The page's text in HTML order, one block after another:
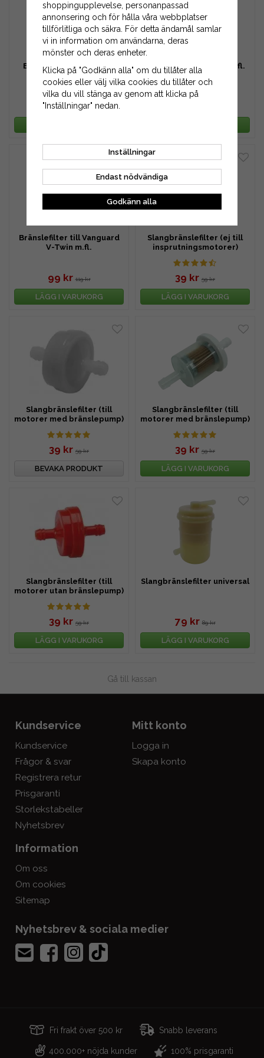
Bränslefilter till Kubota
13351-43010 m.fl.
59 kr 69 kr
Bränslefilter till MTD m.fl.
Bränslefilter till Vanguard
V-Twin m.fl.
99 kr 119 kr
LÄGG I VARUKORG
Slangbränslefilter (ej till
insprutningsmotorer)
39 kr 59 kr
LÄGG I VARUKORG
Slangbränslefilter (till
motorer med bränslepump)
39 kr 59 kr
BEVAKA PRODUKT
Slangbränslefilter (till
motorer med bränslepump)
39 kr 59 kr
LÄGG I VARUKORG
Slangbränslefilter (till
motorer utan bränslepump)
39 kr 59 kr
LÄGG I VARUKORG
Slangbränslefilter universal
79 kr 89 kr
LÄGG I VARUKORG
Gå till kassan
Kundservice
Kundservice
Frågor & svar
Registrera retur
Prisgaranti
Storlekstabeller
Nyhetsbrev
Mitt konto
Logga in
Skapa konto
Information
Om oss
Om cookies
Sitemap
Nyhetsbrev & sociala medier
Fri frakt över 500 kr Snabb leverans
400.000+ nöjda kunder 100% prisgaranti
shoppingupplevelse, personanpassad
annonsering och för hålla våra webbplatser
tillförlitliga och säkra. För detta ändamål samlar
vi in information om användarna, deras
mönster och deras enheter.
Klicka på "Godkänn alla" om du tillåter alla
cookies eller välj vilka cookies du tillåter och
vilka du vill stänga av genom att klicka på
"Inställningar" nedan.
Inställningar
Endast nödvändiga
Godkänn alla